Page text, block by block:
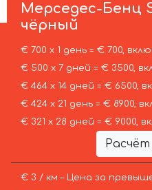
Мерседес-Бенц
чёрный
€ 700 х 1 день = € 700,
€ 500 х 7 дней = € 3500,
€ 464 х 14 дней = € 6500,
€ 424 х 21 день = € 8900,
€ 321 х 28 дней = € 9000,
€ 3 / км – Цена за